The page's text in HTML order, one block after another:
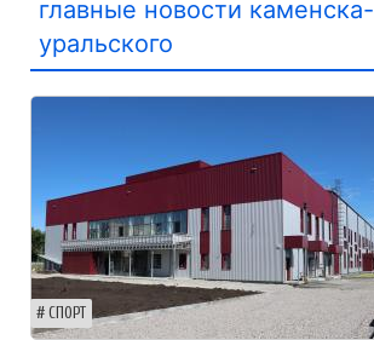
главные новости каменска-
уральского
СПОРТ